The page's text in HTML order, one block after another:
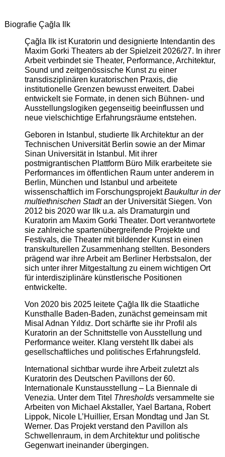
Biografie Çağla Ilk
Çağla Ilk ist Kuratorin und designierte Intendantin des
Maxim Gorki Theaters ab der Spielzeit 2026/27. In ihrer
Arbeit verbindet sie Theater, Performance, Architektur,
Sound und zeitgenössische Kunst zu einer
transdisziplinären kuratorischen Praxis, die
institutionelle Grenzen bewusst erweitert. Dabei
entwickelt sie Formate, in denen sich Bühnen- und
Ausstellungslogiken gegenseitig beeinflussen und
neue vielschichtige Erfahrungsräume entstehen.
Geboren in Istanbul, studierte Ilk Architektur an der
Technischen Universität Berlin sowie an der Mimar
Sinan Universität in Istanbul. Mit ihrer
postmigrantischen Plattform Büro Milk erarbeitete sie
Performances im öffentlichen Raum unter anderem in
Berlin, München und Istanbul und arbeitete
wissenschaftlich im ForschungsprojektBaukultur in der
multiethnischen Stadtan der Universität Siegen. Von
2012 bis 2020 war Ilk u.a. als Dramaturgin und
Kuratorin am Maxim Gorki Theater. Dort verantwortete
sie zahlreiche spartenübergreifende Projekte und
Festivals, die Theater mit bildender Kunst in einen
transkulturellen Zusammenhang stellten. Besonders
prägend war ihre Arbeit am Berliner Herbstsalon, der
sich unter ihrer Mitgestaltung zu einem wichtigen Ort
für interdisziplinäre künstlerische Positionen
entwickelte.
Von 2020 bis 2025 leitete Çağla Ilk die Staatliche
Kunsthalle Baden-Baden, zunächst gemeinsam mit
Misal Adnan Yıldız. Dort schärfte sie ihr Profil als
Kuratorin an der Schnittstelle von Ausstellung und
Performance weiter. Klang versteht Ilk dabei als
gesellschaftliches und politisches Erfahrungsfeld.
International sichtbar wurde ihre Arbeit zuletzt als
Kuratorin des Deutschen Pavillons der 60.
Internationale Kunstausstellung – La Biennale di
Venezia. Unter dem Titel Thresholdsversammelte sie
Arbeiten von Michael Akstaller, Yael Bartana, Robert
Lippok, Nicole L’Huillier, Ersan Mondtag und Jan St.
Werner. Das Projekt verstand den Pavillon als
Schwellenraum, in dem Architektur und politische
Gegenwart ineinander übergingen.